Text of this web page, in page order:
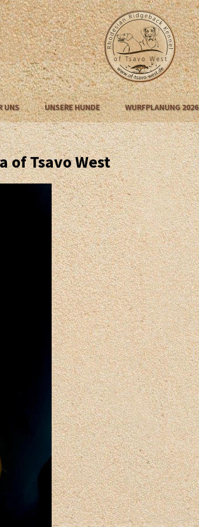
UNS UNSERE HUNDE WURFPLANUNG 2026
Tsavo West